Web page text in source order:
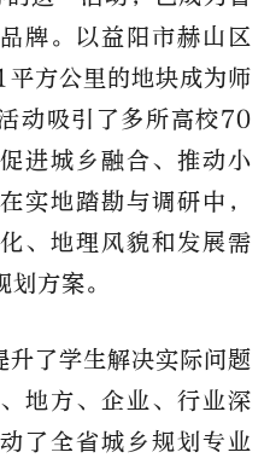
牌。以益阳市赫山区
方公里的地块成为师
动吸引了多所高校70
进城乡融合、推动小
实地踏勘与调研中，
、地理风貌和发展需
方案。
升了学生解决实际问题
地方、企业、行业深
了全省城乡规划专业